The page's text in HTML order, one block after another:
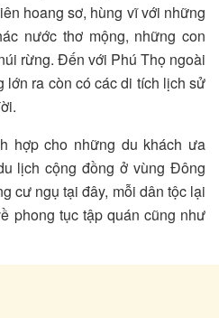
hoang sơ, hùng vĩ với những
nước thơ mộng, những con
rừng. Đến với Phú Thọ ngoài
lớn ra còn có các di tích lịch sử
hợp cho những du khách ưa
lịch cộng đồng ở vùng Đông
cư ngụ tại đây, mỗi dân tộc lại
phong tục tập quán cũng như